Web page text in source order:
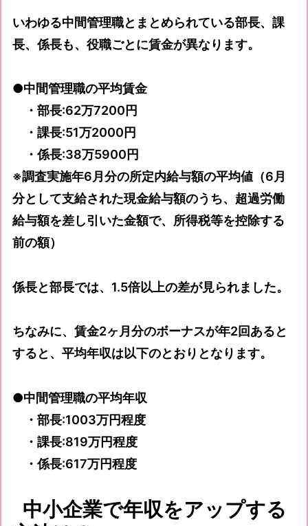
いわゆる中間管理職とまとめられている部長、課
長、係長も、役職ごとに賃金が異なります。
●中間管理職の平均賃金
・部長:62万7200円
・課長:51万2000円
・係長:38万5900円
※調査実施年6月分の所定内給与額の平均値（6月
分として支給された現金給与額のうち、超過労働
給与額を差し引いた金額で、所得税等を控除する
前の額）
係長と部長では、1.5倍以上の差が見られました。
ちなみに、賃金2ヶ月分のボーナスが年2回あると
すると、平均年収は以下のとおりとなります。
●中間管理職の平均年収
・部長:1003万円程度
・課長:819万円程度
・係長:617万円程度
中小企業で年収をアップする